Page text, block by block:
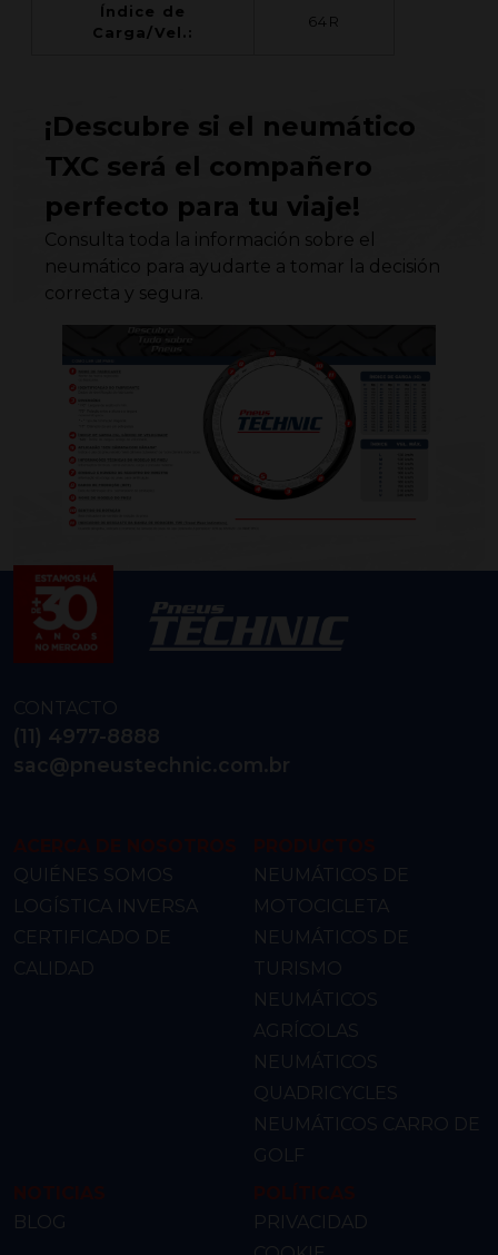
Índice de
Carga/Vel.:
64R
¡Descubre si el neumático
TXC será el compañero
perfecto para tu viaje!
Consulta toda la información sobre el
neumático para ayudarte a tomar la decisión
correcta y segura.
CONTACTO
(11) 4977-8888
sac@pneustechnic.com.br
QUIÉNES SOMOS
LOGÍSTICA INVERSA
CERTIFICADO DE
CALIDAD
NEUMÁTICOS DE
MOTOCICLETA
NEUMÁTICOS DE
TURISMO
NEUMÁTICOS
AGRÍCOLAS
NEUMÁTICOS
QUADRICYCLES
NEUMÁTICOS CARRO DE
GOLF
BLOG
PRIVACIDAD